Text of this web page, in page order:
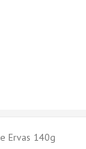
Ervas 140g